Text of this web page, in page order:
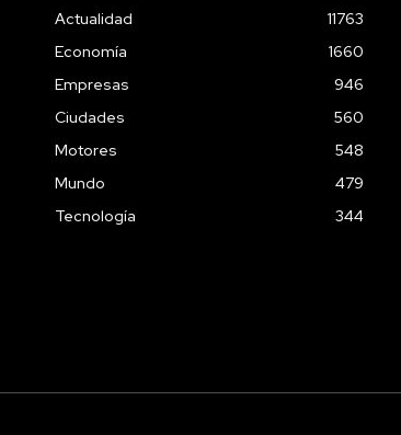
Actualidad
11763
Economía
1660
Empresas
946
Ciudades
560
Motores
548
Mundo
479
Tecnología
344